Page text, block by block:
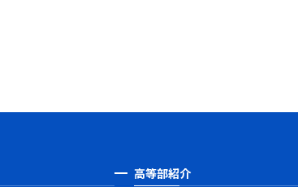
高等部紹介